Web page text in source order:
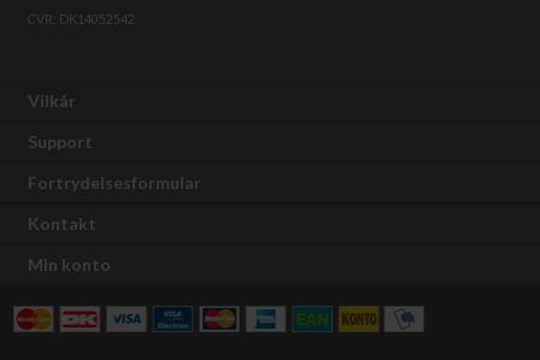
CVR: DK14052542
Vilkår
Support
Fortrydelsesformular
Kontakt
Min konto